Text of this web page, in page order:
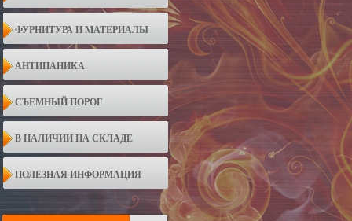
ФУРНИТУРА И МАТЕРИАЛЫ
АНТИПАНИКА
СЪЕМНЫЙ ПОРОГ
В НАЛИЧИИ НА СКЛАДЕ
ПОЛЕЗНАЯ ИНФОРМАЦИЯ